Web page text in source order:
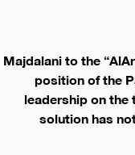
Majdalani to the
position of the
leadership on
solution has